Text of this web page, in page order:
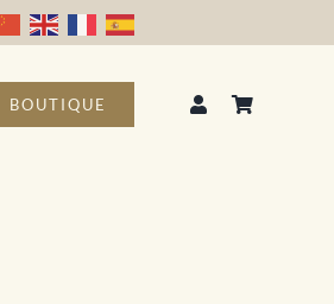
BOUTIQUE